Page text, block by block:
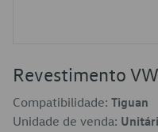
Revestimento
Compatibilidade: Tiguan
Unidade de venda: